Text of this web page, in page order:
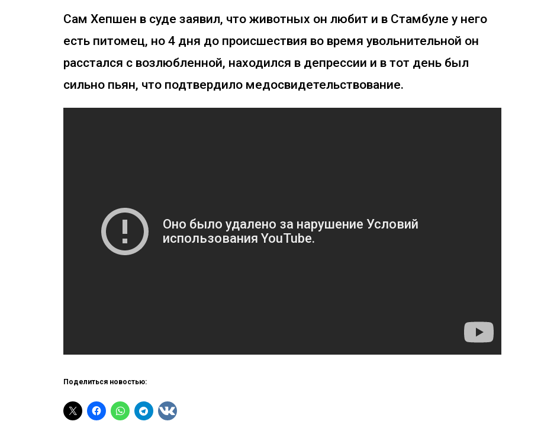
Сам Хепшен в суде заявил, что животных он любит и в Стамбуле у него
есть питомец, но 4 дня до происшествия во время увольнительной он
расстался с возлюбленной, находился в депрессии и в тот день был
сильно пьян, что подтвердило медосвидетельствование.
Поделиться новостью: